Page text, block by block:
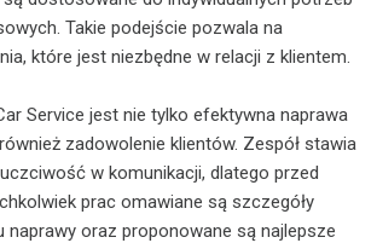
Takie podejście pozwala na
które jest niezbędne w relacji z klientem.
Service jest nie tylko efektywna naprawa
zadowolenie klientów. Zespół stawia
w komunikacji, dlatego przed
prac omawiane są szczegóły
naprawy oraz proponowane są najlepsze